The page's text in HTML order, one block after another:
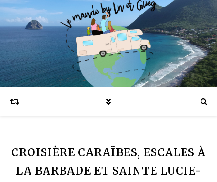
Blog voyages en famille et expatriation
CROISIÈRE CARAÏBES, ESCALES À
LA BARBADE ET SAINTE LUCIE-